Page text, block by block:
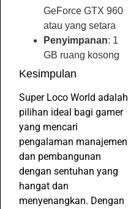
GeForce GTX 960
atau yang setara
Penyimpanan: 1
GB ruang kosong
Kesimpulan
Super Loco World adalah
pilihan ideal bagi gamer
yang mencari
pengalaman manajemen
dan pembangunan
dengan sentuhan yang
hangat dan
menyenangkan. Dengan